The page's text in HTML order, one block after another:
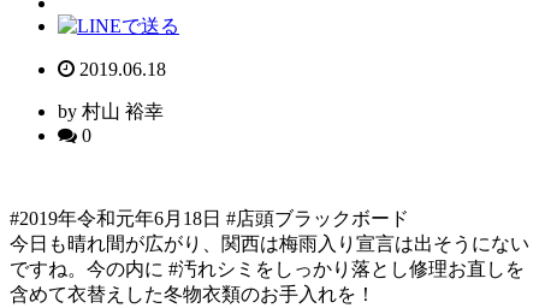
2019.06.18
by 村山 裕幸
0
#2019年令和元年6月18日 #店頭ブラックボード
今日も晴れ間が広がり、関西は梅雨入り宣言は出そうにない
ですね。今の内に #汚れシミをしっかり落とし修理お直しを
含めて衣替えした冬物衣類のお手入れを！